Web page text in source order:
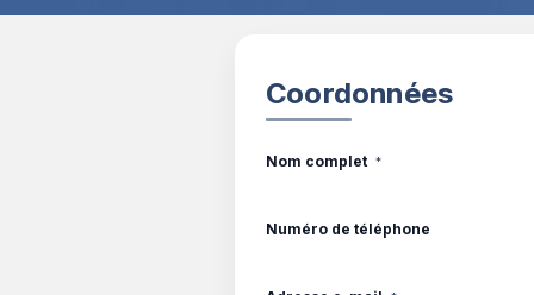
Coordonnées
Nom complet *
Numéro de téléphone